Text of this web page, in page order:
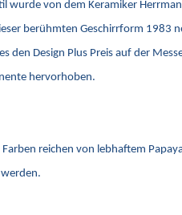
wurde von dem Keramiker
berühmten Geschirrform 1983
Design Plus Preis auf der
hervorhoben.
reichen von lebhaftem